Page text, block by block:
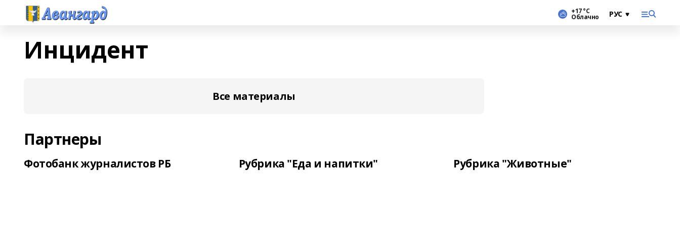
+17 °С
Облачно
Инцидент
Все материалы
Партнеры
Фотобанк журналистов РБ Рубрика "Еда и напитки" Рубрика "Животные"